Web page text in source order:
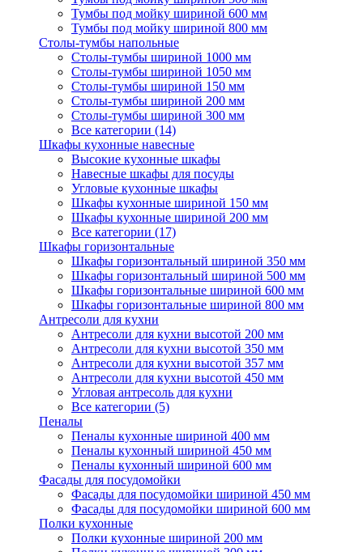
Тумбы под мойку шириной 600 мм
Тумбы под мойку шириной 800 мм
Столы-тумбы напольные
Столы-тумбы шириной 1000 мм
Столы-тумбы шириной 1050 мм
Столы-тумбы шириной 150 мм
Столы-тумбы шириной 200 мм
Столы-тумбы шириной 300 мм
Все категории (14)
Шкафы кухонные навесные
Высокие кухонные шкафы
Навесные шкафы для посуды
Угловые кухонные шкафы
Шкафы кухонные шириной 150 мм
Шкафы кухонные шириной 200 мм
Все категории (17)
Шкафы горизонтальные
Шкафы горизонтальный шириной 350 мм
Шкафы горизонтальный шириной 500 мм
Шкафы горизонтальные шириной 600 мм
Шкафы горизонтальные шириной 800 мм
Антресоли для кухни
Антресоли для кухни высотой 200 мм
Антресоли для кухни высотой 350 мм
Антресоли для кухни высотой 357 мм
Антресоли для кухни высотой 450 мм
Угловая антресоль для кухни
Все категории (5)
Пеналы
Пеналы кухонные шириной 400 мм
Пеналы кухонный шириной 450 мм
Пеналы кухонный шириной 600 мм
Фасады для посудомойки
Фасады для посудомойки шириной 450 мм
Фасады для посудомойки шириной 600 мм
Полки кухонные
Полки кухонные шириной 200 мм